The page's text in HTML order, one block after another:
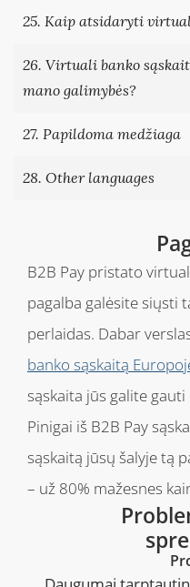
B2B Pay pristato
pagalba galėsite siųsti
perlaidas. Dabar
banko sąskaitą
sąskaita jūs galite
Pinigai iš B2B Pay
sąskaitą jūsų šalyje tą
– už 80% mažesnes
25. Kaip atsidaryti
26. Virtuali banko
mano galimybės?
27. Papildoma medžiaga
28. Other languages